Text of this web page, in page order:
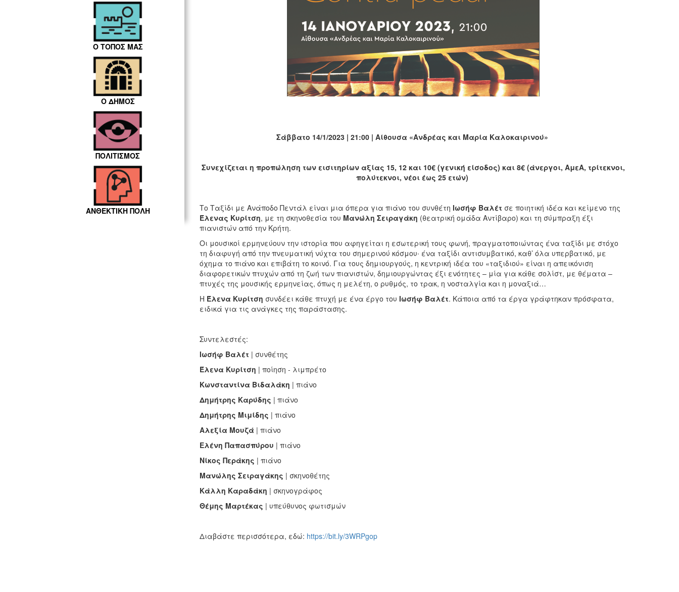
Ο ΤΟΠΟΣ ΜΑΣ
Ο ΔΗΜΟΣ
ΠΟΛΙΤΙΣΜΟΣ
ΑΝΘΕΚΤΙΚΗ ΠΟΛΗ
Σάββατο 14/1/2023 | 21:00 | Αίθουσα «Ανδρέας και Μαρία Καλοκαιρινού»
Συνεχίζεται η προπώληση των εισιτηρίων αξίας 15, 12 και 10€ (γενική είσοδος) και 8€ (άνεργοι, ΑμεΑ, τρίτεκνοι,
πολύτεκνοι, νέοι έως 25 ετών)
Το Ταξίδι με Ανάποδο Πεντάλ είναι μια όπερα για πιάνο του συνθέτη Ιωσήφ Βαλέτ σε ποιητική ιδέα και κείμενο της
Έλενας Κυρίτση, με τη σκηνοθεσία του Μανώλη Σειραγάκη (θεατρική ομάδα Αντίβαρο) και τη σύμπραξη έξι
πιανιστών από την Κρήτη.
Οι μουσικοί ερμηνεύουν την ιστορία που αφηγείται η εσωτερική τους φωνή, πραγματοποιώντας ένα ταξίδι με στόχο
τη διαφυγή από την πνευματική νύχτα του σημερινού κόσμου∙ ένα ταξίδι αντισυμβατικό, καθ’ όλα υπερβατικό, με
όχημα το πιάνο και επιβάτη το κοινό. Για τους δημιουργούς, η κεντρική ιδέα του «ταξιδιού» είναι η απεικόνιση
διαφορετικών πτυχών από τη ζωή των πιανιστών, δημιουργώντας έξι ενότητες – μία για κάθε σολίστ, με θέματα –
πτυχές της μουσικής ερμηνείας, όπως η μελέτη, ο ρυθμός, το τρακ, η νοσταλγία και η μοναξιά…
Η Έλενα Κυρίτση συνδέει κάθε πτυχή με ένα έργο του Ιωσήφ Βαλέτ. Κάποια από τα έργα γράφτηκαν πρόσφατα,
ειδικά για τις ανάγκες της παράστασης.
Συντελεστές:
Ιωσήφ Βαλέτ | συνθέτης
Έλενα Κυρίτση | ποίηση - λιμπρέτο
Κωνσταντίνα Βιδαλάκη | πιάνο
Δημήτρης Καρύδης | πιάνο
Δημήτρης Μιμίδης | πιάνο
Αλεξία Μουζά | πιάνο
Ελένη Παπασπύρου | πιάνο
Νίκος Περάκης | πιάνο
Μανώλης Σειραγάκης | σκηνοθέτης
Κάλλη Καραδάκη | σκηνογράφος
Θέμης Μαρτέκας | υπεύθυνος φωτισμών
Διαβάστε περισσότερα, εδώ: https://bit.ly/3WRPgop